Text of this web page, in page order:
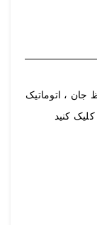
، اتوماتیک
کنید